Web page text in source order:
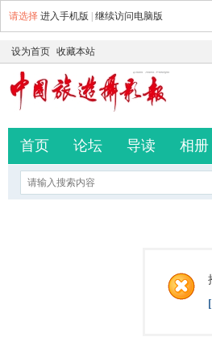
请选择 进入手机版 继续访问电脑版
设为首页 收藏本站
首页 论坛 导读 相册